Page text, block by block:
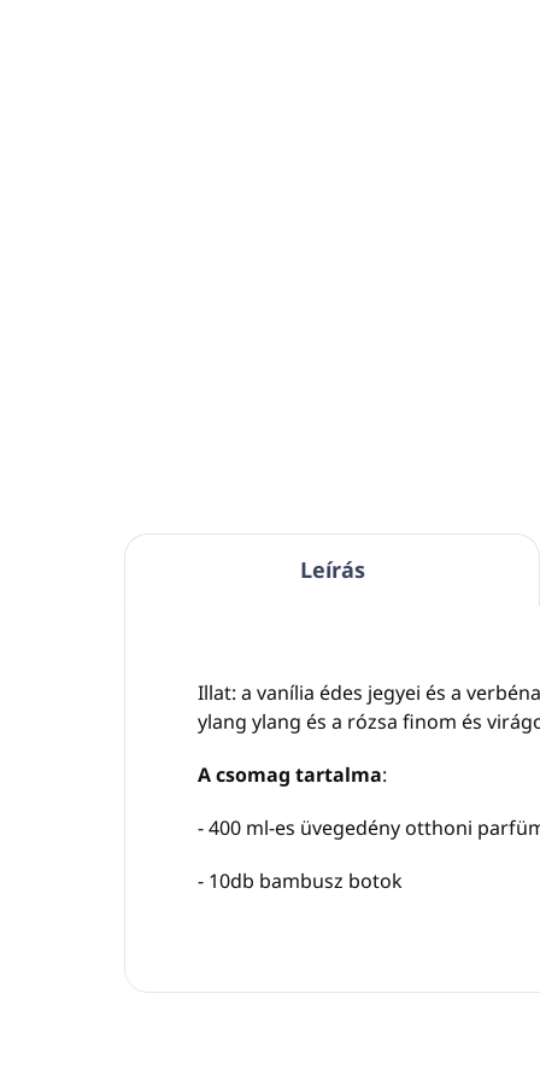
Leírás
Illat: a vanília édes jegyei és a
ylang ylang és a rózsa finom és
A csomag tartalma:
- 400 ml-es üvegedény otthoni
- 10db bambusz botok